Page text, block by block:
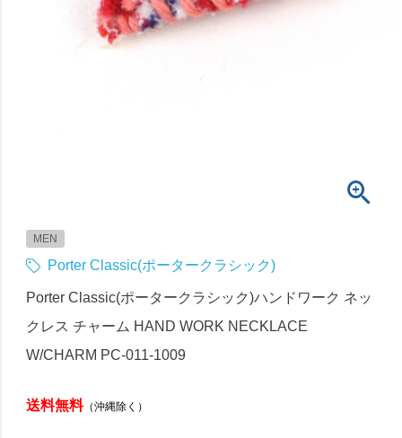
MEN
Porter Classic(ポータークラシック)
Porter Classic(ポータークラシック)ハンドワーク ネッ
クレス チャーム HAND WORK NECKLACE
W/CHARM PC-011-1009
送料無料（沖縄除く）